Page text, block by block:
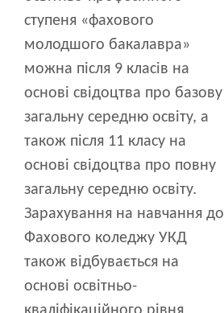
ступеня «фахового
молодшого бакалавра»
можна після 9 класів на
основі свідоцтва про базову
загальну середню освіту, а
також після 11 класу на
основі свідоцтва про повну
загальну середню освіту.
Зарахування на навчання до
Фахового коледжу УКД
також відбувається на
основі освітньо-